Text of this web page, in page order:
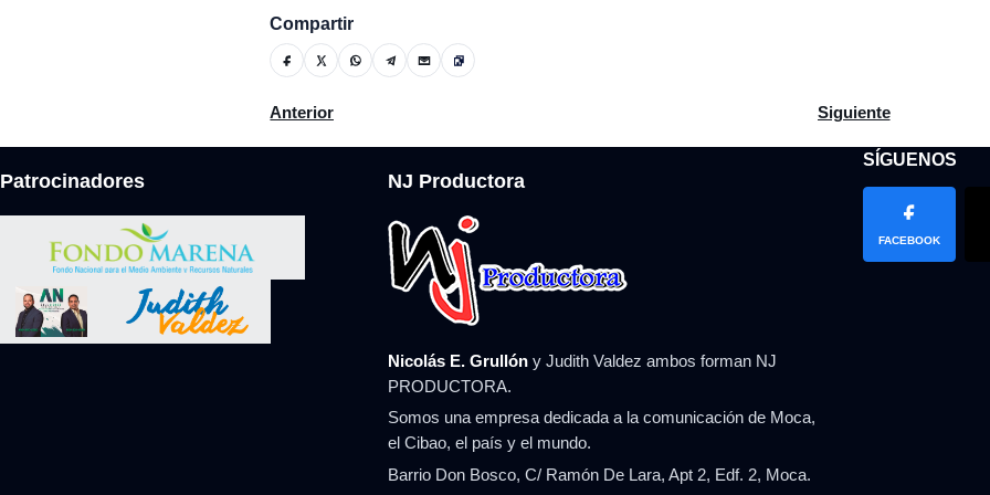
Compartir
Artículo anterior: RD en lista de países a los que EE. UU. puede castigar con aranceles por
Anterior Artículo siguiente:
Siguiente
Patrocinadores NJ Productora
Nicolás E. Grullóny Judith Valdez ambos forman NJ
PRODUCTORA.
Somos una empresa dedicada a la comunicación de Moca,
el Cibao, el país y el mundo.
Barrio Don Bosco, C/ Ramón De Lara, Apt 2, Edf. 2, Moca.
SÍGUENOS
FACEBOOK